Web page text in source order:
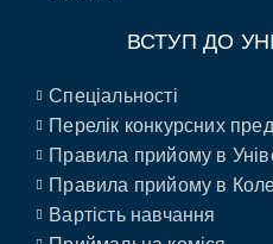
ВСТУП ДО
Спеціальності
Перелік конкурсних
Правила прийому в
Правила прийому в
Вартість навчання